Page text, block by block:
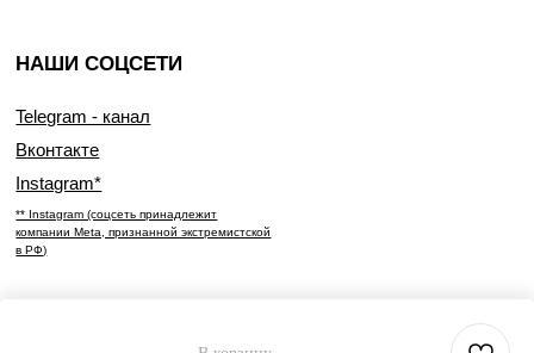
НАШИ СОЦСЕТИ
Telegram - канал
Вконтакте
Instagram*
** Instagram (соцсеть принадлежит
компании Meta, признанной экстремистской
в РФ)